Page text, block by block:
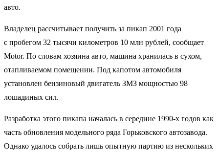
авто.
Владелец рассчитывает получить за пикап 2001 года
с пробегом 32 тысячи километров 10 млн рублей, сообщает
Motor. По словам хозяина авто, машина хранилась в сухом,
отапливаемом помещении. Под капотом автомобиля
установлен бензиновый двигатель ЗМЗ мощностью 98
лошадиных сил.
Разработка этого пикапа началась в середине 1990-х годов как
часть обновления модельного ряда Горьковского автозавода.
Однако удалось собрать лишь опытную партию из нескольких